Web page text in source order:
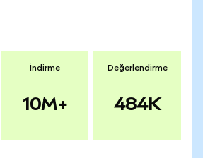
İndirme
10M+
Değerlendirme
484K